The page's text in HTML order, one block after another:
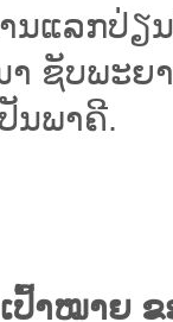
ນແລກປ່ຽ
າ ຊັບພະຍ
ນພາຄີ.
ປົ້າໝາຍ ຂ